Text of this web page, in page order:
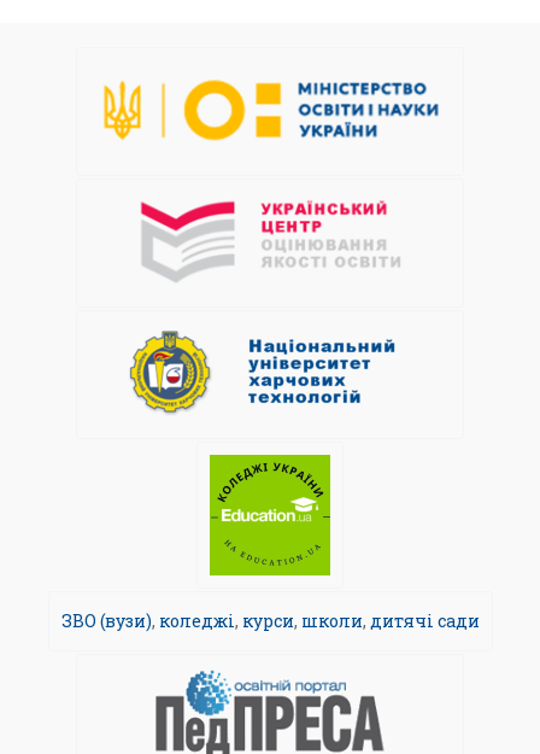
ЗВО (вузи), коледжі, курси, школи, дитячі сади